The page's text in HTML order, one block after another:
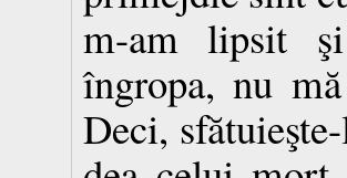
m-am lipsit
îngropa, nu
Deci,